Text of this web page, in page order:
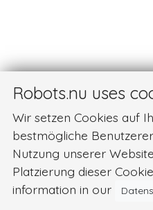
Robots.nu uses
Wir setzen Cookies auf
bestmögliche
Nutzung unserer
Platzierung dieser
information in our